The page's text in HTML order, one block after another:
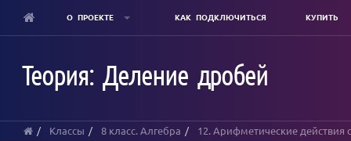
content
О ПРОЕКТЕ КАК ПОДКЛЮЧИТЬСЯ КУПИТЬ
Теория: Деление дробей
Классы 8 класс. Алгебра 12. Арифметические